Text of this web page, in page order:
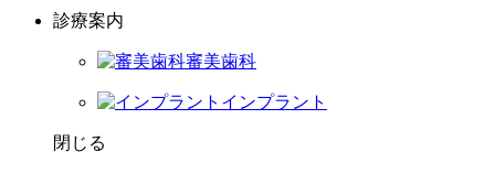
診療案内
審美歯科
インプラント
閉じる